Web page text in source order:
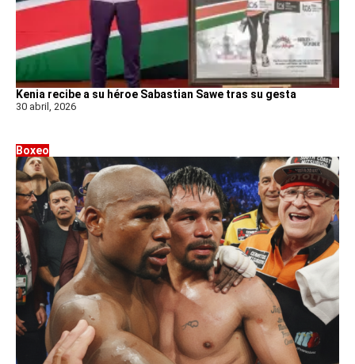
Kenia recibe a su héroe Sabastian Sawe tras su gesta
30 abril, 2026
Boxeo